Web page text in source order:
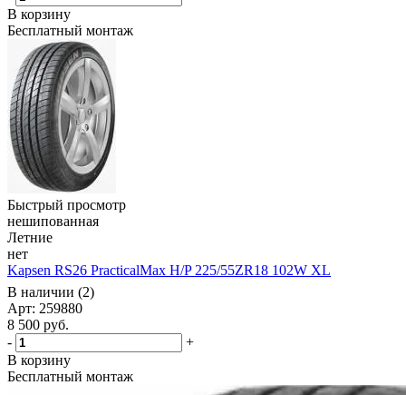
В корзину
Бесплатный монтаж
Быстрый просмотр
нешипованная
Летние
нет
Kapsen RS26 PracticalMax H/P 225/55ZR18 102W XL
В наличии (2)
Арт: 259880
8 500 руб.
-
+
В корзину
Бесплатный монтаж